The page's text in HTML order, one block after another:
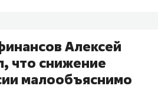
Алексей
что снижение
малообъяснимо